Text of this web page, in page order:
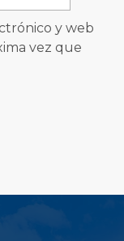
y web
vez que